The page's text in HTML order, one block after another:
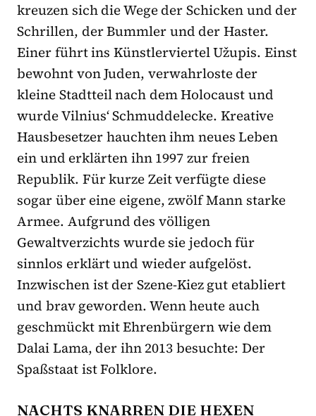
kreuzen sich die Wege der Schicken und der
Schrillen, der Bummler und der Haster.
Einer führt ins Künstlerviertel Užupis. Einst
bewohnt von Juden, verwahrloste der
kleine Stadtteil nach dem Holocaust und
wurde Vilnius‘ Schmuddelecke. Kreative
Hausbesetzer hauchten ihm neues Leben
ein und erklärten ihn 1997 zur freien
Republik. Für kurze Zeit verfügte diese
sogar über eine eigene, zwölf Mann starke
Armee. Aufgrund des völligen
Gewaltverzichts wurde sie jedoch für
sinnlos erklärt und wieder aufgelöst.
Inzwischen ist der Szene-Kiez gut etabliert
und brav geworden. Wenn heute auch
geschmückt mit Ehrenbürgern wie dem
Dalai Lama, der ihn 2013 besuchte: Der
Spaßstaat ist Folklore.
NACHTS KNARREN DIE HEXEN